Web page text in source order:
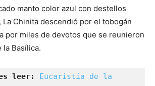
manto color azul con destellos
La Chinita descendió por el tobogán
por miles de devotos que se reunieron
la Basílica.
leer: Eucaristía de la